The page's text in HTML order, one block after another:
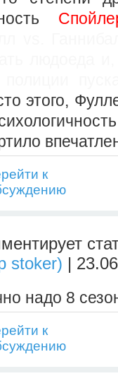
этого,
к
stoker) |
надо 8
к